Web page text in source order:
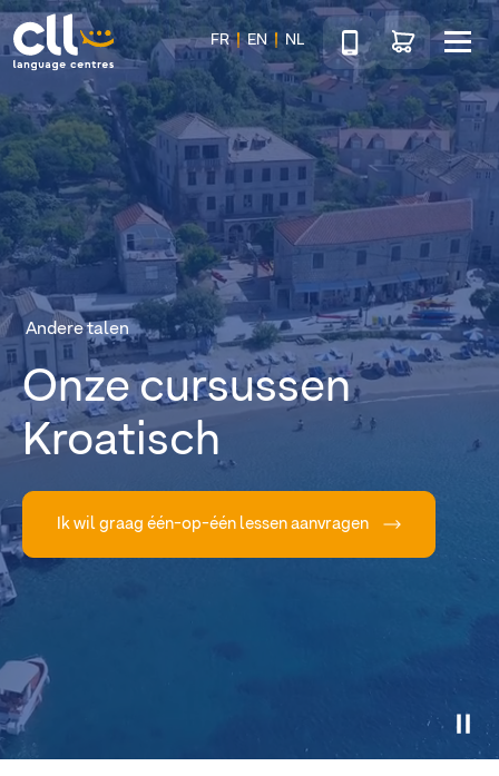
CLL
FR EN NL
TéléphoneGa naar de
Menu
Andere talen
Onze cursussen
Kroatisch
Ik wil graag één-op-één lessen aanvragen